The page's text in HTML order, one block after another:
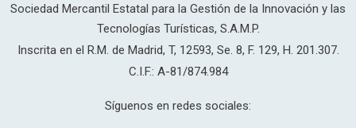
Sociedad Mercantil Estatal para la Gestión de la Innovación y las
Tecnologías Turísticas, S.A.M.P.
Inscrita en el R.M. de Madrid, T, 12593, Se. 8, F. 129, H. 201.307.
C.I.F.: A-81/874.984
Síguenos en redes sociales: